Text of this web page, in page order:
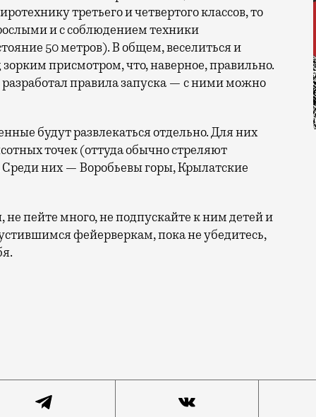
третьего и четвертого классов, то
и с соблюдением техники
50 метров). В общем, веселиться и
присмотром, что, наверное, правильно.
правила запуска — с ними можно
будут развлекаться отдельно. Для них
точек (оттуда обычно стреляют
них — Воробьевы горы, Крылатские
пейте много, не подпускайте к ним детей и
фейерверкам, пока не убедитесь,
салютов будут отдельные площадки. Запах